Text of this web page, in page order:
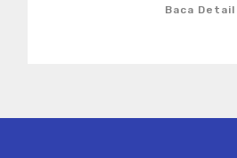
Baca Detail